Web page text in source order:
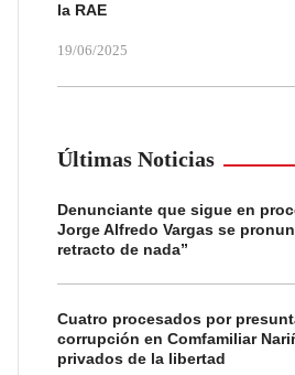
la RAE
19/06/2025
Últimas Noticias
Denunciante que sigue en
Jorge Alfredo Vargas se
retracto de nada”
Cuatro procesados por
corrupción en Comfamiliar
privados de la libertad